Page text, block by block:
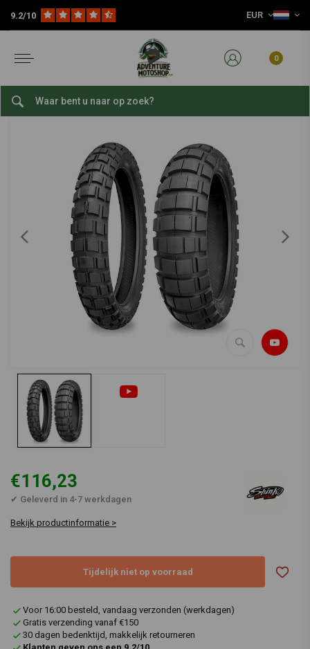
9.2/10 EUR
0
Slijtage Delen Banden 18 inch Sport-/Straatbanden
bekijk alles van Shinko
120/90 | 18 E805
€116,23
✔ Geleverd in 4-7 werkdagen
Bekijk productinformatie >
Tijdelijk niet op voorraad
Voor 16:00 besteld, vandaag verzonden (werkdagen)
Gratis verzending vanaf €150
30 dagen bedenktijd, makkelijk retourneren